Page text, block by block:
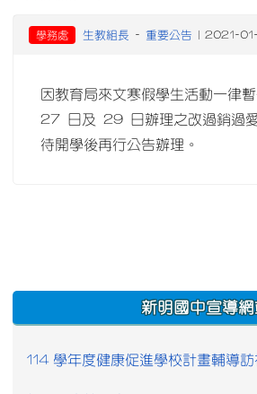
學務處 生教組長 - 重要公告 | 2021-
因教育局來文寒假學生活動一律
27 日及 29 日辦理之改過銷過愛
待開學後再行公告辦理。
:::
新明國中宣導網
114 學年度健康促進學校計畫輔導訪